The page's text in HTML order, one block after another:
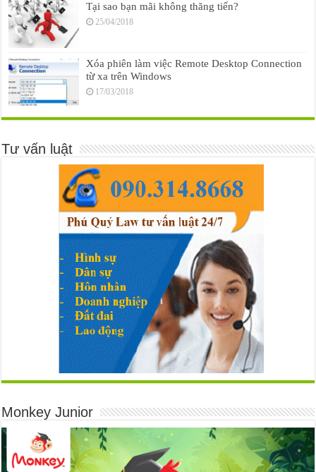
Tại sao bạn mãi không thăng tiến?
25/04/2018
Xóa phiên làm việc Remote Desktop Connection
từ xa trên Windows
17/03/2018
Tư vấn luật
Monkey Junior